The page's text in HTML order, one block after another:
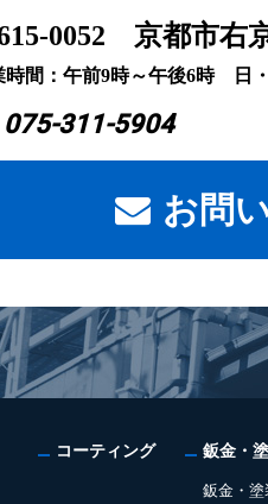
0052 京都市右
時間：午前9時～午後6時 日
075-311-5904
お問
コーティング 鈑金・
鈑金・塗